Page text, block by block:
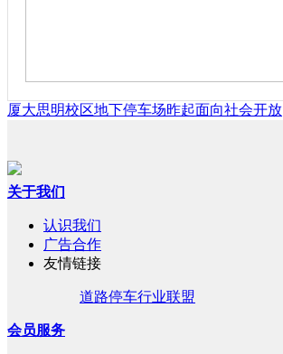
厦大思明校区地下停车场昨起面向社会开放
关于我们
认识我们
广告合作
友情链接
道路停车行业联盟
会员服务